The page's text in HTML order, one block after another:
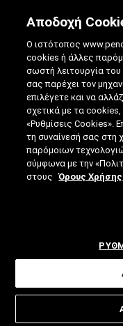
ΕΦΑΡΜΟΓΈΣ
ΔΊΝΟΥΝ
ΑΠΟ:
Προγράμματα
Αποδοχή
Ο ιστότοπος
cookies ή άλλες
σωστή λειτουργία
σας παρέχει τον
επιλέγετε και να
σχετικά με τα
«Ρυθμίσεις Cookies».
τη συναίνεσή σας στη
παρόμοιων
σύμφωνα με την
στους
Όρους Χρήσης